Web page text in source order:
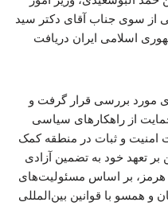
از سوی جناب آقای دکتر سید
اسلامی ایران دریافت
مورد بررسی قرار گرفت و
از راهکارهای سیاسی
امنیت و ثبات در منطقه کمک
تعهد خود به تضمین آزادی
هرمز، بر اساس مسئولیت‌های
همسو با قوانین بین‌المللی